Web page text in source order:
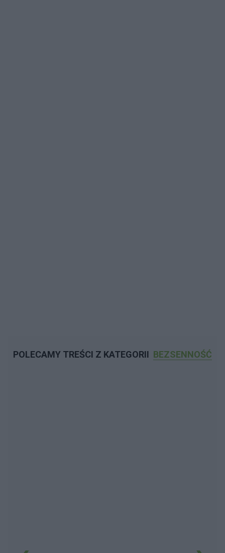
POLECAMY TREŚCI Z KATEGORII BEZSENNOŚĆ